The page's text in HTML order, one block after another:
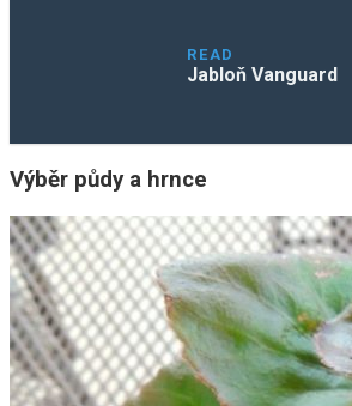
READ
Jabloň Vanguard
Výběr půdy a hrnce